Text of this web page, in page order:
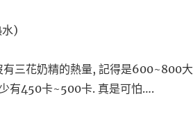
)
三花奶精的熱量, 記得是600~800大
有450卡~500卡. 真是可怕….